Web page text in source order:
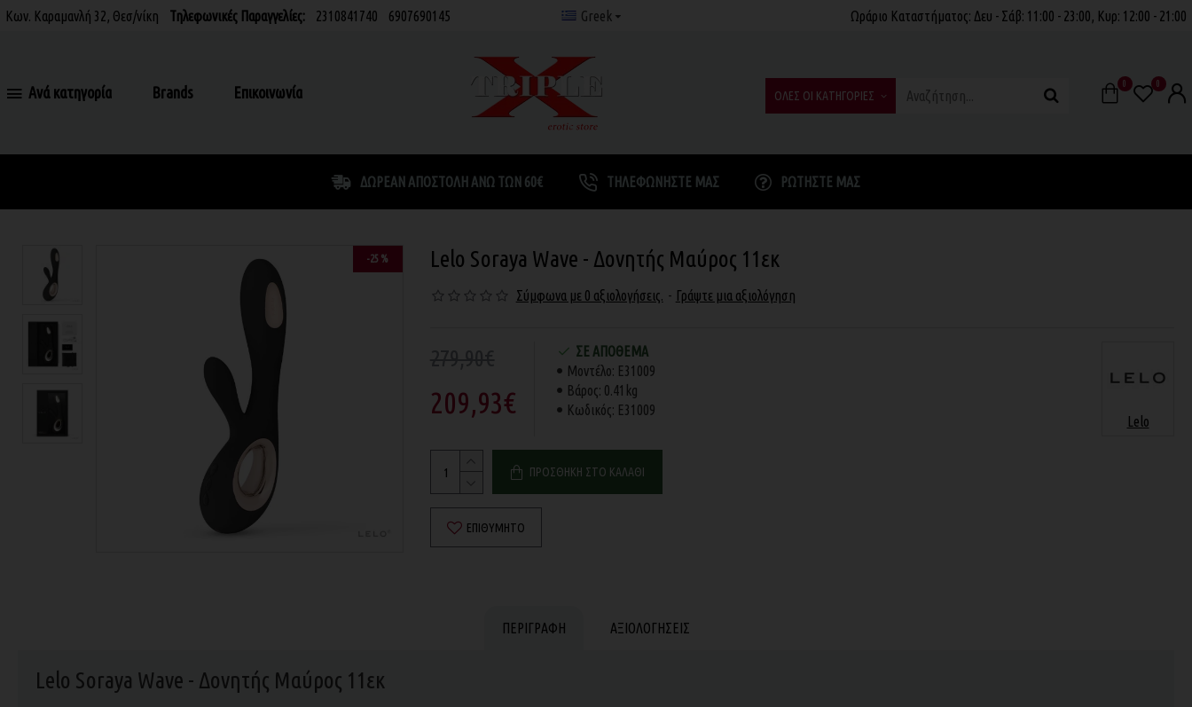
Κων. Καραμανλή 32, Θεσ/νίκη Τηλεφωνικές Παραγγελίες: 2310841740 6907690145 Greek Ωράριο Καταστήματος: Δευ - Σάβ: 11:00 - 23:00, Κυρ: 12:00 - 21:00
Ανά κατηγορία Brands Επικοινωνία 0 0
ΟΛΕΣ ΟΙ ΚΑΤΗΓΟΡΙΕΣ
ΔΩΡΕΆΝ ΑΠΟΣΤΟΛΉ ΆΝΩ ΤΩΝ 60€ ΤΗΛΕΦΩΝΉΣΤΕ ΜΑΣ ΡΩΤΉΣΤΕ ΜΑΣ
-25 % Lelo Soraya Wave - Δονητής Μαύρος 11εκ
Σύμφωνα με 0 αξιολογήσεις. - Γράψτε μια αξιολόγηση
209,93€
ΣΕ ΑΠΌΘΕΜΑ
Μοντέλο: E31009
Βάρος: 0.41kg
Κωδικός: E31009
Lelo
ΠΡΟΣΘΉΚΗ ΣΤΟ ΚΑΛΆΘΙ
ΕΠΙΘΥΜΗΤΌ
ΠΕΡΙΓΡΑΦΉ ΑΞΙΟΛΟΓΉΣΕΙΣ
Lelo Soraya Wave - Δονητής Μαύρος 11εκ